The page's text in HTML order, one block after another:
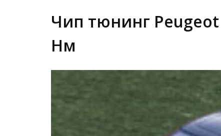
Чип тюнинг Peugeot
Нм